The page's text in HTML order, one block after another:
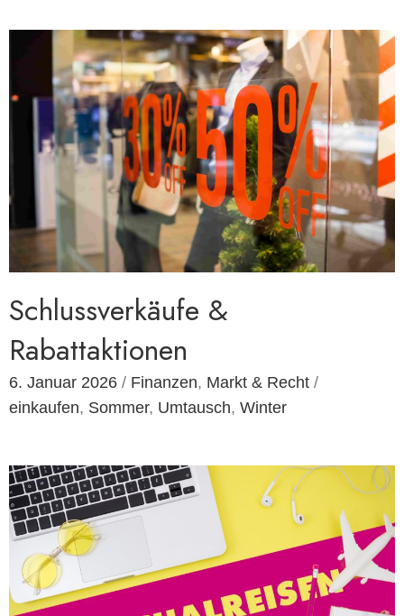
Schlussverkäufe &
Rabattaktionen
6. Januar 2026 / Finanzen, Markt & Recht /
einkaufen, Sommer, Umtausch, Winter